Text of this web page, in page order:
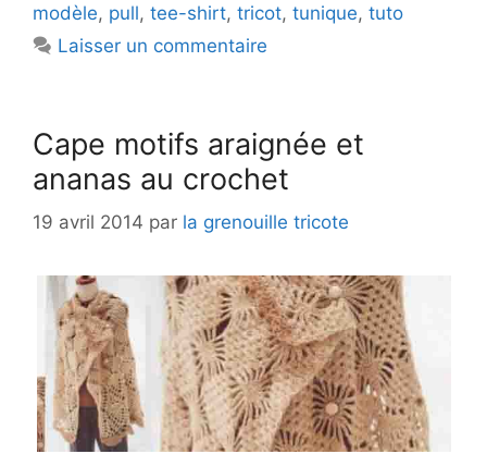
modèle, pull, tee-shirt, tricot, tunique, tuto
Laisser un commentaire
Cape motifs araignée et
ananas au crochet
19 avril 2014 par la grenouille tricote